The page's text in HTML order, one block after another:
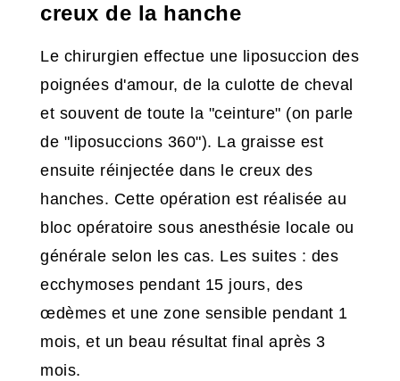
creux de la hanche
Le chirurgien effectue une liposuccion des
poignées d'amour, de la culotte de cheval
et souvent de toute la "ceinture" (on parle
de "liposuccions 360"). La graisse est
ensuite réinjectée dans le creux des
hanches. Cette opération est réalisée au
bloc opératoire sous anesthésie locale ou
générale selon les cas. Les suites : des
ecchymoses pendant 15 jours, des
œdèmes et une zone sensible pendant 1
mois, et un beau résultat final après 3
mois.